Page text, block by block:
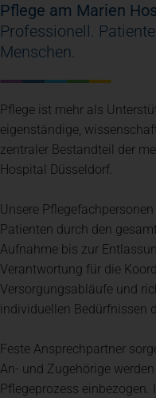
Pflege am Marien
Professionell.
Menschen.
Pflege ist mehr als
eigenständige,
zentraler Bestandteil der
Hospital Düsseldorf.
Unsere
Patienten durch den
Aufnahme bis zur
Verantwortung für die
Versorgungsabläufe und
individuellen Bedürfnissen
Feste Ansprechpartner
An- und Zugehörige
Pflegeprozess